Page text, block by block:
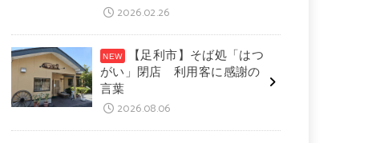
2026.02.26
【足利市】そば処「はつ
がい」閉店 利用客に感謝の
言葉
2026.08.06